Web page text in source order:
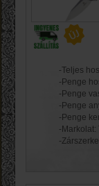
-Teljes
-Penge
-Penge
-Penge
-Penge
-Markolat:
-